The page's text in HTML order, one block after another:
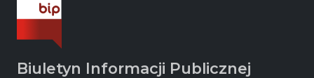
Biuletyn Informacji Publicznej